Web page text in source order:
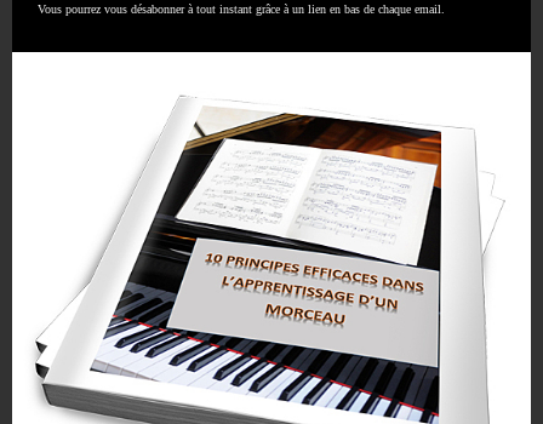
VOIR NOS FORMATIONS SPÉCIALISÉES
Vous pourrez vous désabonner à tout instant grâce à un lien en bas de chaque email.